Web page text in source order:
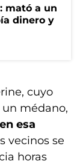
mató a un
dinero y
cuyo
médano,
esa
vecinos se
horas